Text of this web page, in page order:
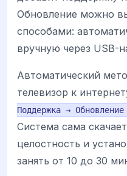
Обновление можно
способами:
вручную через USB-
Автоматический
телевизор к
Поддержка →
Система сама
целостность и
занять от 10 до 30